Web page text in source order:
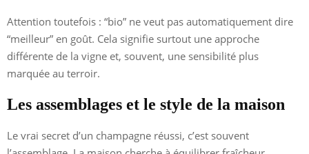
Attention toutefois : “bio” ne veut pas automatiquement dire
“meilleur” en goût. Cela signifie surtout une approche
différente de la vigne et, souvent, une sensibilité plus
marquée au terroir.
Les assemblages et le style de la maison
Le vrai secret d’un champagne réussi, c’est souvent